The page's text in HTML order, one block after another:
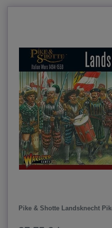
Pike & Shotte Landsknecht